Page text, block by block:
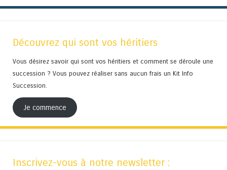
Découvrez qui sont vos héritiers
Vous désirez savoir qui sont vos héritiers et comment se déroule une
succession ? Vous pouvez réaliser sans aucun frais un Kit Info
Succession.
Je commence
Inscrivez-vous à notre newsletter :